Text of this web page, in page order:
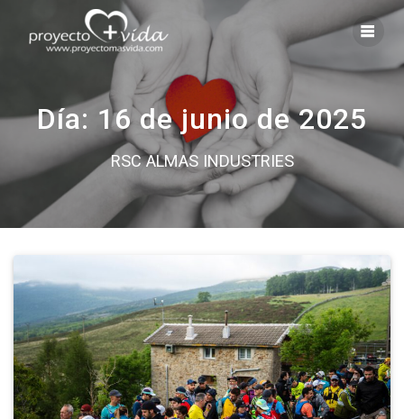
contenido
Día: 16 de junio de 2025
RSC ALMAS INDUSTRIES